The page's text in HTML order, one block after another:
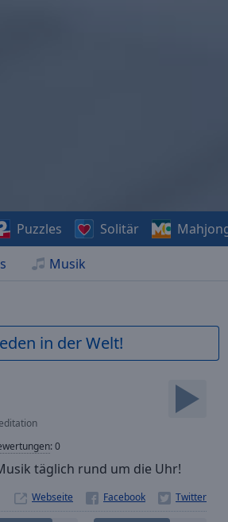
Musik
Puzzles Solitär
in der Welt!
:0
täglich rund um die Uhr!
Webseite